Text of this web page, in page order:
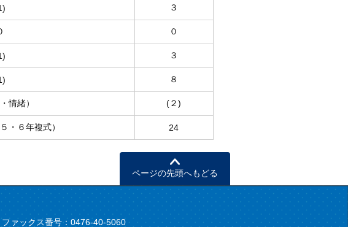
３
０
３
８
情緒） (２)
・６年複式） 24
ページの先頭へもどる
ファックス番号：0476-40-5060